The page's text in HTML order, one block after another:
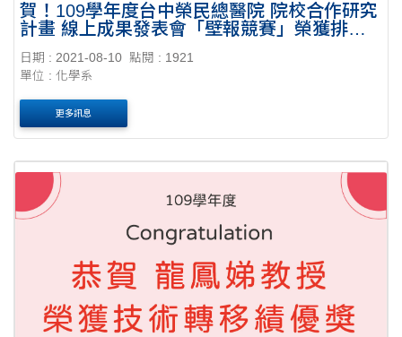
賀！109學年度台中榮民總醫院 院校合作研究
計畫 線上成果發表會「壁報競賽」榮獲排序
日期 : 2021-08-10 點閱 : 1921
單位 : 化學系
更多訊息